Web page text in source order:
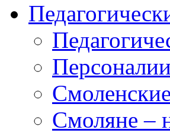
Персоналии
Смоляне –